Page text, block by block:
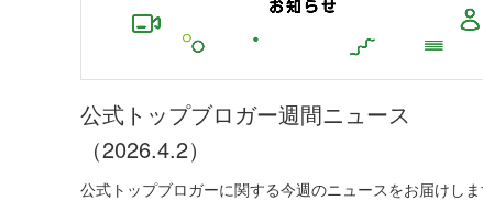
公式トップブロガー週間ニュース
（2026.4.2）
公式トップブロガーに関する今週のニュースをお届けしま